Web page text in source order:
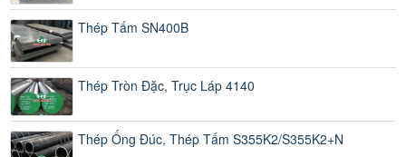
Thép Tấm SN400B
Thép Tròn Đặc, Trục Láp 4140
Thép Ống Đúc, Thép Tấm S355K2/S355K2+N